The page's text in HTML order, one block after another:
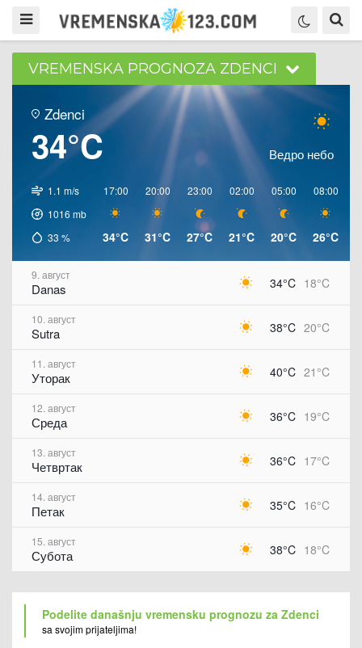
VREMENSKA PROGNOZA ZDENCI
Zdenci
34°C Ведро небо
1.1 m/s
1016 mb
33 %
17:00
34°C
20:00
31°C
23:00
27°C
02:00
21°C
05:00
20°C
08:00
26°C
9. август
Danas 34°C 18°C
10. август
Sutra 38°C 20°C
11. август
Уторак 40°C 21°C
12. август
Среда 36°C 19°C
13. август
Четвртак 36°C 17°C
14. август
Петак 35°C 16°C
15. август
Субота 38°C 18°C
Podelite današnju vremensku prognozu za Zdenci
sa svojim prijateljima!